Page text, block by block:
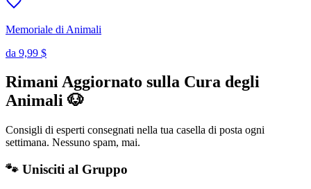
Memoriale di Animali
da 9,99 $
Rimani Aggiornato sulla Cura degli
Animali 🐶
Consigli di esperti consegnati nella tua casella di posta ogni
settimana. Nessuno spam, mai.
🐾 Unisciti al Gruppo